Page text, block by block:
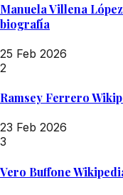
Manuela Villena
biografía
25 Feb 2026
2
Ramsey Ferrero
23 Feb 2026
3
Vero Buffone